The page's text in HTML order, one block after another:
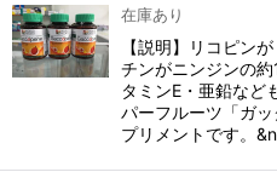
在庫あり
【説明】リコピン
チンがニンジンの
タミンE・亜鉛など
パーフルーツ「ガ
プリメントです。